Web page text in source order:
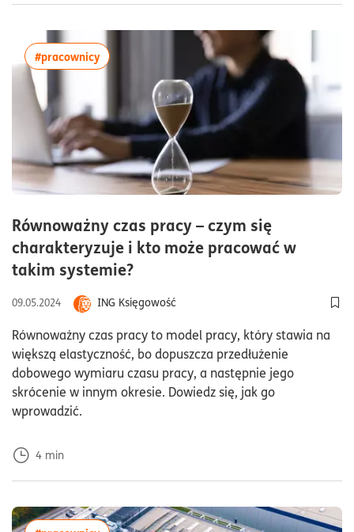
Równoważny czas pracy – czym się
charakteryzuje i kto może pracować w
takim systemie?czas czytania4minuty
09.05.2024
ING Księgowość
Równoważny czas pracy to model pracy, który stawia na
większą elastyczność, bo dopuszcza przedłużenie
dobowego wymiaru czasu pracy, a następnie jego
skrócenie w innym okresie. Dowiedz się, jak go
wprowadzić.
4 min
#pracownicywięcej artykułów z tagiem:#pracownicy